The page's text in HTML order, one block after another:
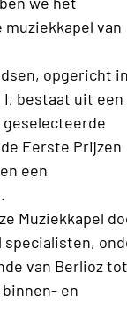
van
opgericht
I, bestaat uit een
Eerste Prijzen
een
Muziekkapel
specialisten,
van Berlioz tot
en